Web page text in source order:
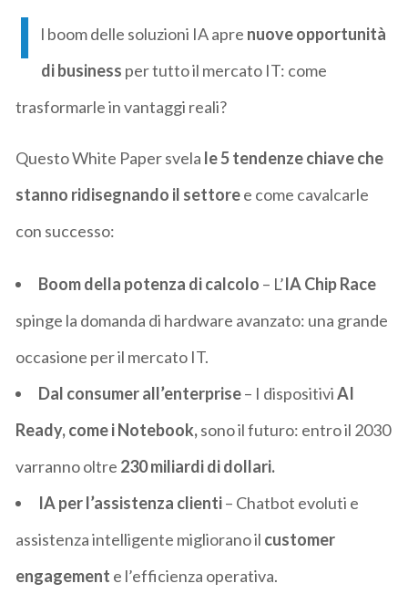
I l boom delle soluzioni IA apre nuove opportunità
di business per tutto il mercato IT: come
trasformarle in vantaggi reali?
Questo White Paper svela le 5 tendenze chiave che
stanno ridisegnando il settoree come cavalcarle
con successo:
Boom della potenza di calcolo – L’IA Chip Race
spinge la domanda di hardware avanzato: una grande
occasione per il mercato IT.
Dal consumer all’enterprise– I dispositiviAI
Ready, come i Notebook,sono il futuro: entro il 2030
varranno oltre 230 miliardi di dollari.
IA per l’assistenza clienti– Chatbot evoluti e
assistenza intelligente migliorano il customer
engagement e l’efficienza operativa.